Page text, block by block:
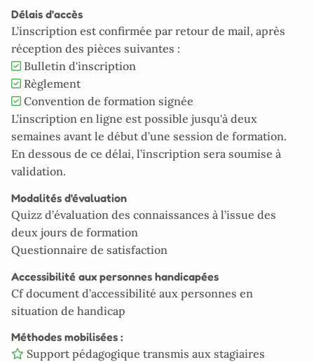
Délais d'accès
L’inscription est confirmée par retour de mail, après
réception des pièces suivantes :
Bulletin d'inscription
Règlement
Convention de formation signée
L’inscription en ligne est possible jusqu'à deux
semaines avant le début d’une session de formation.
En dessous de ce délai, l’inscription sera soumise à
validation.
Modalités d'évaluation
Quizz d’évaluation des connaissances à l’issue des
deux jours de formation
Questionnaire de satisfaction
Accessibilité aux personnes handicapées
Cf document d’accessibilité aux personnes en
situation de handicap
Méthodes mobilisées :
Support pédagogique transmis aux stagiaires